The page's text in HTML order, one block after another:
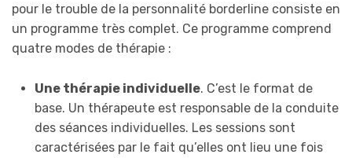
pour le trouble de la personnalité borderline consiste en
un programme très complet. Ce programme comprend
quatre modes de thérapie :
Une thérapie individuelle. C’est le format de
base. Un thérapeute est responsable de la conduite
des séances individuelles. Les sessions sont
caractérisées par le fait qu’elles ont lieu une fois